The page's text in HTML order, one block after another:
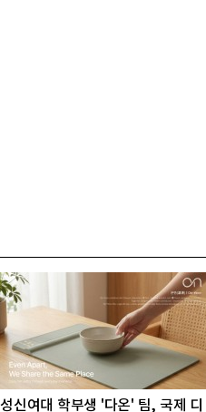
성신여대 학부생 '다온' 팀, 국제 디